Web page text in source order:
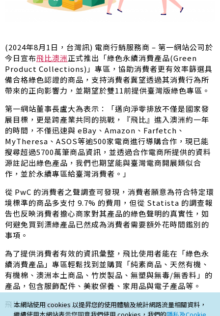
(2024年8月1日，台灣訊) 電商行銷服務商 – 第一網站公司於
今日宣布飛比澳洲正式推出「綠色永續消費產品(Green
Product Collections)」專區，協助消費者更有效率篩選具
備合格綠色認證的商品，支持消費者冀望透過其消費行為所
帶來的正向影響力，並期望於雙11前提供臺灣版綠色專區。
第一網站董事長盧大為表示：「邁向淨零排放不僅是國家發
展目標，更是跨產業共同的挑戰，『飛比』進入澳洲約一年
的時間，不僅迅速與 eBay、Amazon、Farfetch、
MyTheresa、ASOS等逾500家電商進行導購合作，現已能
搜尋超過5700萬筆商品資訊，並透過合作電商所提供的資料
源註記出綠色產品，我們也期望能與臺灣電商開展類似合
作，並於永續專區給臺灣消費者。」
從 PwC 的消費者之聲調查可發現，消費者願意為符合特定環
境標準的商品多支付 9.7% 的費用，但從 Statista 的調查報
告也反映消費者擔心商家對其產品的綠色聲明的真實性，如
何避免買到漂綠產品已然成為消費者需要額外花時間鑑別的
事項。
為了提供消費者有效的資訊彙整，飛比使用者能在「綠色永
續消費產品」專區輕鬆找到並購買「純素商品、天然有機、
有機棉、澳洲本土商品、竹炭製品、無塑與無毒/無香料」的
產品，包含服飾配件、美妝保養、家用品與電子產品等。
飛比澳洲 –https://feebee.com.au/
本網站使用 cookies 以提昇您的使用體驗及統計網路流量相關資料，